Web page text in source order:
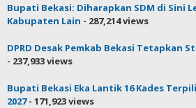
Bupati Bekasi: Diharapkan SDM di Sini
Kabupaten Lain - 287,214 views
DPRD Desak Pemkab Bekasi Tetapkan
- 237,933 views
Bupati Bekasi Eka Lantik 16 Kades
2027- 171,923 views